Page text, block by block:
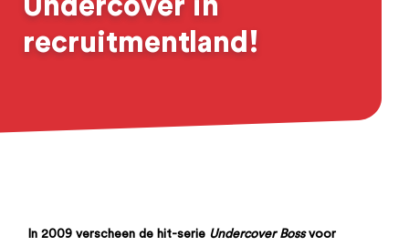
Undercover in
recruitmentland!
In 2009 verscheen de hit-serie Undercover Bossvoor